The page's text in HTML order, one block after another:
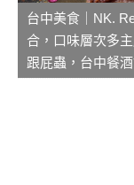
台中美食｜NK.
合，口味層次多
跟屁蟲，台中餐